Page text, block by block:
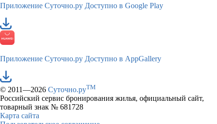
Приложение Суточно.ру Доступно в Google Play
Приложение Суточно.ру Доступно в AppGallery
© 2011—2026 Суточно.руTM
Российский сервис бронирования жилья, официальный сайт,
товарный знак № 681728
Карта сайта